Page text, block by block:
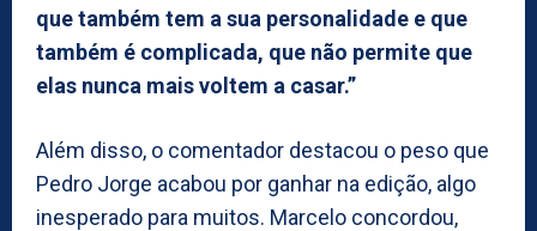
que também tem a sua personalidade e que
também é complicada, que não permite que
elas nunca mais voltem a casar.”
Além disso, o comentador destacou o peso que
Pedro Jorge acabou por ganhar na edição, algo
inesperado para muitos. Marcelo concordou,